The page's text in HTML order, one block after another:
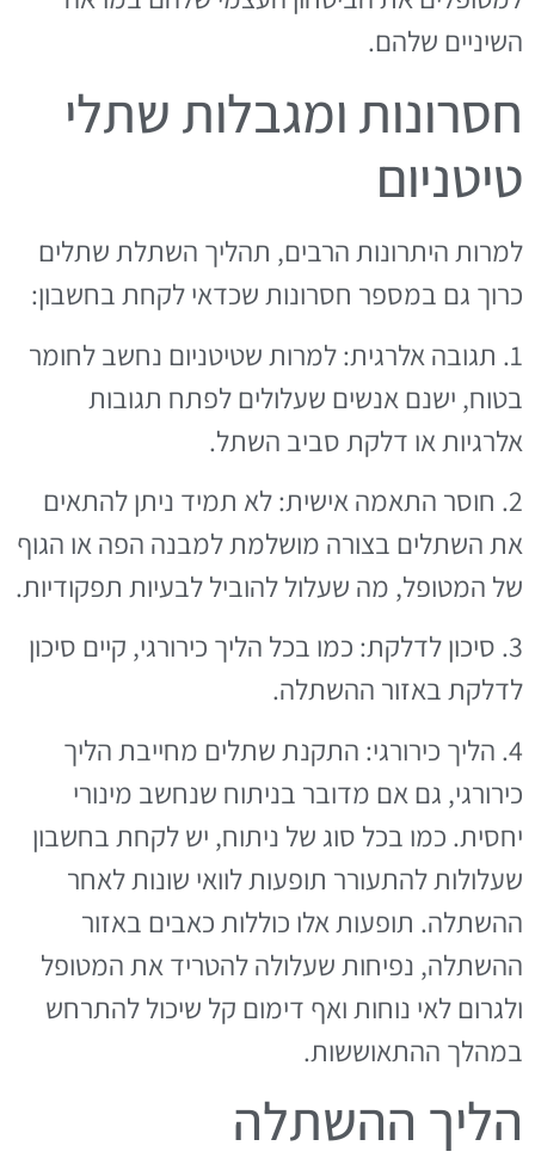
השיניים שלהם.
חסרונות ומגבלות שתלי
טיטניום
למרות היתרונות הרבים, תהליך השתלת שתלים
כרוך גם במספר חסרונות שכדאי לקחת בחשבון:
1. תגובה אלרגית: למרות שטיטניום נחשב לחומר
בטוח, ישנם אנשים שעלולים לפתח תגובות
אלרגיות או דלקת סביב השתל.
2. חוסר התאמה אישית: לא תמיד ניתן להתאים
את השתלים בצורה מושלמת למבנה הפה או הגוף
של המטופל, מה שעלול להוביל לבעיות תפקודיות.
3. סיכון לדלקת: כמו בכל הליך כירורגי, קיים סיכון
לדלקת באזור ההשתלה.
4. הליך כירורגי: התקנת שתלים מחייבת הליך
כירורגי, גם אם מדובר בניתוח שנחשב מינורי
יחסית. כמו בכל סוג של ניתוח, יש לקחת בחשבון
שעלולות להתעורר תופעות לוואי שונות לאחר
ההשתלה. תופעות אלו כוללות כאבים באזור
ההשתלה, נפיחות שעלולה להטריד את המטופל
ולגרום לאי נוחות ואף דימום קל שיכול להתרחש
במהלך ההתאוששות.
הליך ההשתלה